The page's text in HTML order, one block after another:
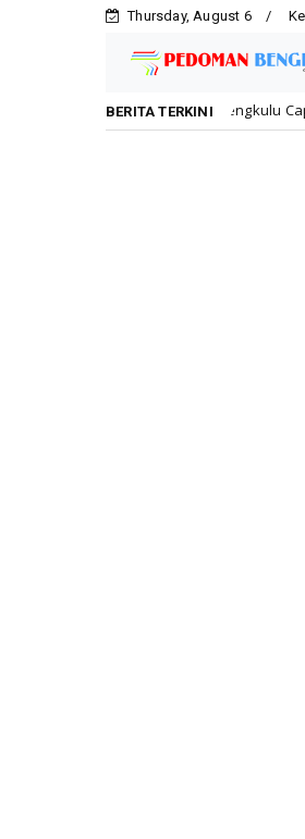
Thursday, August 6
BERITA TERKINI
Kota Bengkulu Capai Rp1,34 Triliun,